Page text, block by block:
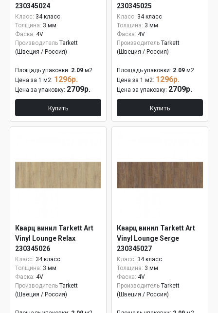
230345024
Класс: 34 класс
Толщина: 3 мм
Фаска: 4V
Производитель Tarkett
(Швеция / Россия)
Площадь упаковки: 2.09 м2
Цена за 1 м2: 1296р.
Цена за упаковку: 2709р.
Купить
230345025
Класс: 34 класс
Толщина: 3 мм
Фаска: 4V
Производитель Tarkett
(Швеция / Россия)
Площадь упаковки: 2.09 м2
Цена за 1 м2: 1296р.
Цена за упаковку: 2709р.
Купить
Кварц винил Tarkett Art
Vinyl Lounge Relax
230345026
Класс: 34 класс
Толщина: 3 мм
Фаска: 4V
Производитель Tarkett
(Швеция / Россия)
Кварц винил Tarkett Art
Vinyl Lounge Serge
230345027
Класс: 34 класс
Толщина: 3 мм
Фаска: 4V
Производитель Tarkett
(Швеция / Россия)